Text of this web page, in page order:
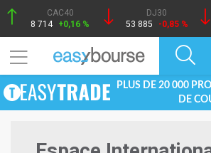
CAC40
8 714 +0,16 %
DJ30
53 885
-0,85 %
PLUS DE 20 000
DE